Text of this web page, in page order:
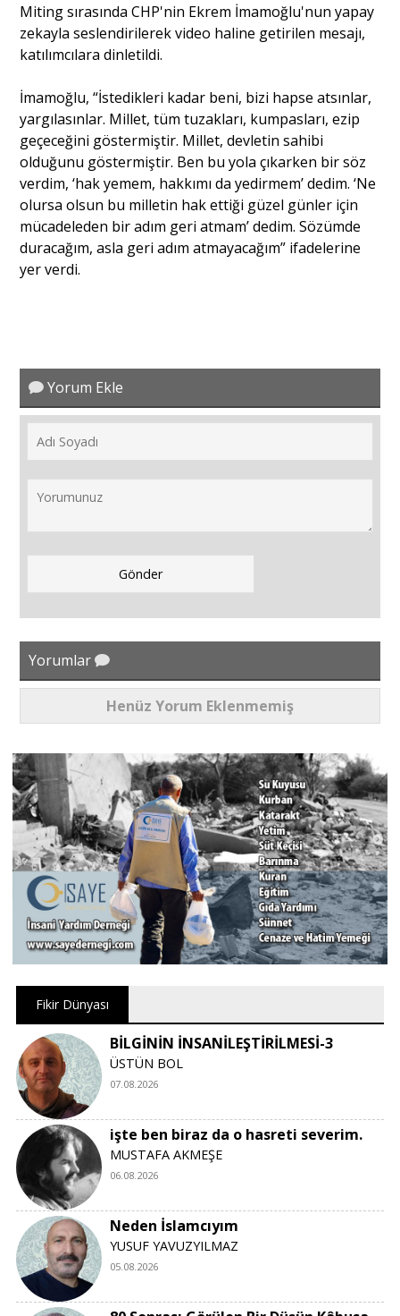
Yazı Dizisi
Portre
Yazarlar
Dosya Haber
Ankara Analiz
Miting sırasında CHP'nin Ekrem İmamoğlu'nun yapay
zekayla seslendirilerek video haline getirilen mesajı,
katılımcılara dinletildi.
İmamoğlu, “İstedikleri kadar beni, bizi hapse atsınlar,
yargılasınlar. Millet, tüm tuzakları, kumpasları, ezip
geçeceğini göstermiştir. Millet, devletin sahibi
olduğunu göstermiştir. Ben bu yola çıkarken bir söz
verdim, ‘hak yemem, hakkımı da yedirmem’ dedim. ‘Ne
olursa olsun bu milletin hak ettiği güzel günler için
mücadeleden bir adım geri atmam’ dedim. Sözümde
duracağım, asla geri adım atmayacağım” ifadelerine
yer verdi.
Yorum Ekle
Yorumlar
Henüz Yorum Eklenmemiş
Fikir Dünyası
BİLGİNİN İNSANİLEŞTİRİLMESİ-3
ÜSTÜN BOL
07.08.2026
işte ben biraz da o hasreti severim.
MUSTAFA AKMEŞE
06.08.2026
Neden İslamcıyım
YUSUF YAVUZYILMAZ
05.08.2026